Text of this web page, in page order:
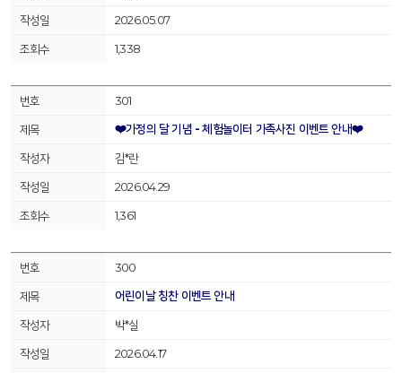
2026.05.07
1,338
301
❤️가정의 달 기념 - 체험놀이터 가족사진 이벤트 안내❤️
김*란
2026.04.29
1,361
300
어린이날 칭찬 이벤트 안내
박*실
2026.04.17